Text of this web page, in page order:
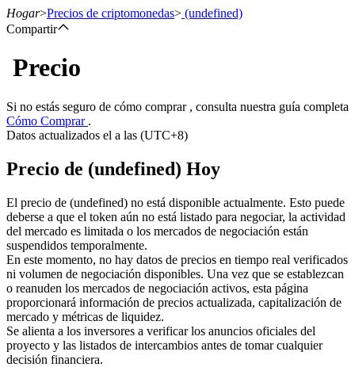
Futuros
Futuros del USDT
Futuros que utilizan USDT como garantía
Hogar>Precios de criptomonedas> (undefined)
Compartir
Precio
Si no estás seguro de cómo comprar , consulta nuestra guía completa
Cómo Comprar .
Datos actualizados el a las (UTC+8)
Precio de (undefined) Hoy
El precio de (undefined) no está disponible actualmente. Esto puede
deberse a que el token aún no está listado para negociar, la actividad
del mercado es limitada o los mercados de negociación están
suspendidos temporalmente.
En este momento, no hay datos de precios en tiempo real verificados
ni volumen de negociación disponibles. Una vez que se establezcan
o reanuden los mercados de negociación activos, esta página
proporcionará información de precios actualizada, capitalización de
mercado y métricas de liquidez.
Se alienta a los inversores a verificar los anuncios oficiales del
proyecto y las listados de intercambios antes de tomar cualquier
decisión financiera.